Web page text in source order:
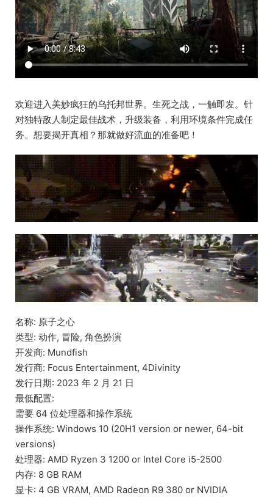
欢迎进入美妙疯狂的乌托邦世界。生死之战，一触即发。针
对独特敌人制定最佳战术，升级装备，利用环境条件完成任
务。想要揭开真相？那就做好流血的准备吧！
名称: 原子之心
类型: 动作, 冒险, 角色扮演
开发商: Mundfish
发行商: Focus Entertainment, 4Divinity
发行日期: 2023 年 2 月 21 日
最低配置:
需要 64 位处理器和操作系统
操作系统: Windows 10 (20H1 version or newer, 64-bit
versions)
处理器: AMD Ryzen 3 1200 or Intel Core i5-2500
内存: 8 GB RAM
显卡: 4 GB VRAM, AMD Radeon R9 380 or NVIDIA